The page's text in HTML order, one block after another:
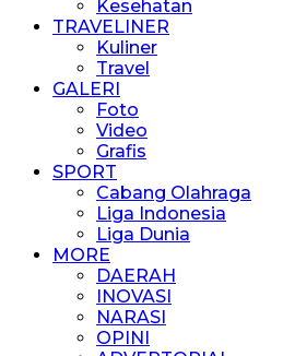
Kesehatan
TRAVELINER
Kuliner
Travel
GALERI
Foto
Video
Grafis
SPORT
Cabang Olahraga
Liga Indonesia
Liga Dunia
MORE
DAERAH
INOVASI
NARASI
OPINI